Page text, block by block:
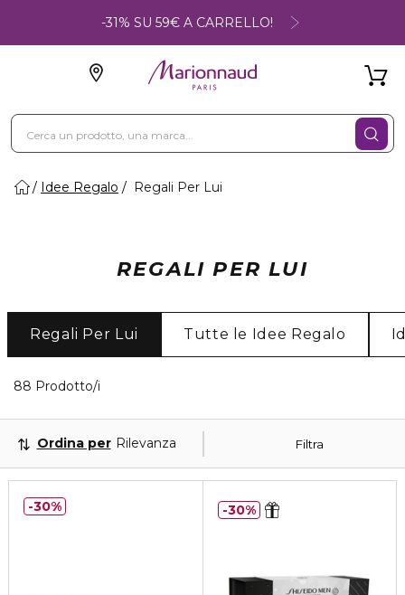
-31% SU 59€ A CARRELLO!
Idee Regalo Regali Per Lui
REGALI PER LUI
Regali Per Lui Tutte le Idee Regalo
88 Prodotto/i
Filtra
Ordina per Rilevanza
30% 30%